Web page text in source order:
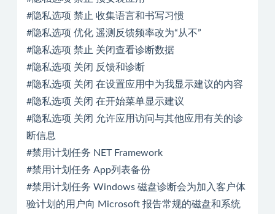
#隐私选项 禁止 收集语言和书写习惯
#隐私选项 优化 遥测反馈频率改为“从不”
#隐私选项 禁止 关闭查看诊断数据
#隐私选项 关闭 反馈和诊断
#隐私选项 关闭 在设置应用中为我显示建议的内容
#隐私选项 关闭 在开始菜单显示建议
#隐私选项 关闭 允许应用访问与其他应用有关的诊
断信息
#禁用计划任务 NET Framework
#禁用计划任务 App列表备份
#禁用计划任务 Windows 磁盘诊断会为加入客户体
验计划的用户向 Microsoft 报告常规的磁盘和系统